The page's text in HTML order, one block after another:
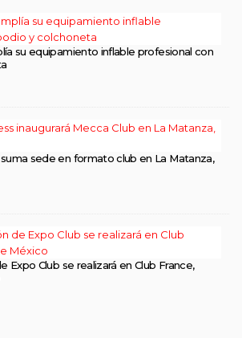
su equipamiento inflable profesional con
sede en formato club en La Matanza,
Expo Club se realizará en Club France,